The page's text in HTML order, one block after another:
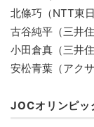
北條巧（NTT東
古谷純平（三井
小田倉真（三井
安松青葉（アク
JOCオリンピッ